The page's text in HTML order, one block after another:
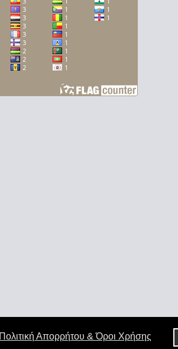
Πολιτική Απορρήτου & Όροι Χρήσης